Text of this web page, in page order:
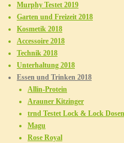
Murphy Testet 2019
Garten und Freizeit 2018
Kosmetik 2018
Accessoire 2018
Technik 2018
Unterhaltung 2018
Essen und Trinken 2018
Allin-Protein
Arauner Kitzinger
trnd Testet Lock & Lock Dosen
Magu
Rose Royal